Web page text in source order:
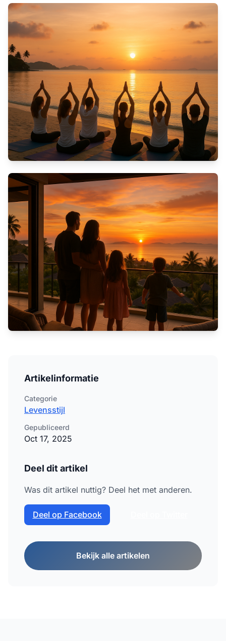
Artikelinformatie
Categorie
Levensstijl
Gepubliceerd
Oct 17, 2025
Deel dit artikel
Was dit artikel nuttig? Deel het met anderen.
Deel op Facebook
Bekijk alle artikelen